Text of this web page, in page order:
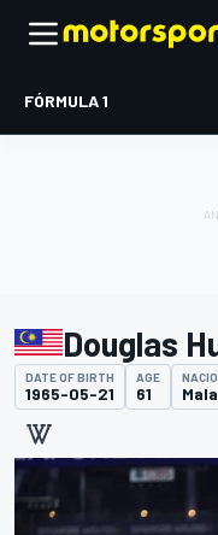
FÓRMULA 1
Douglas
DATE OF BIRTH
1965-05-21
AGE
61